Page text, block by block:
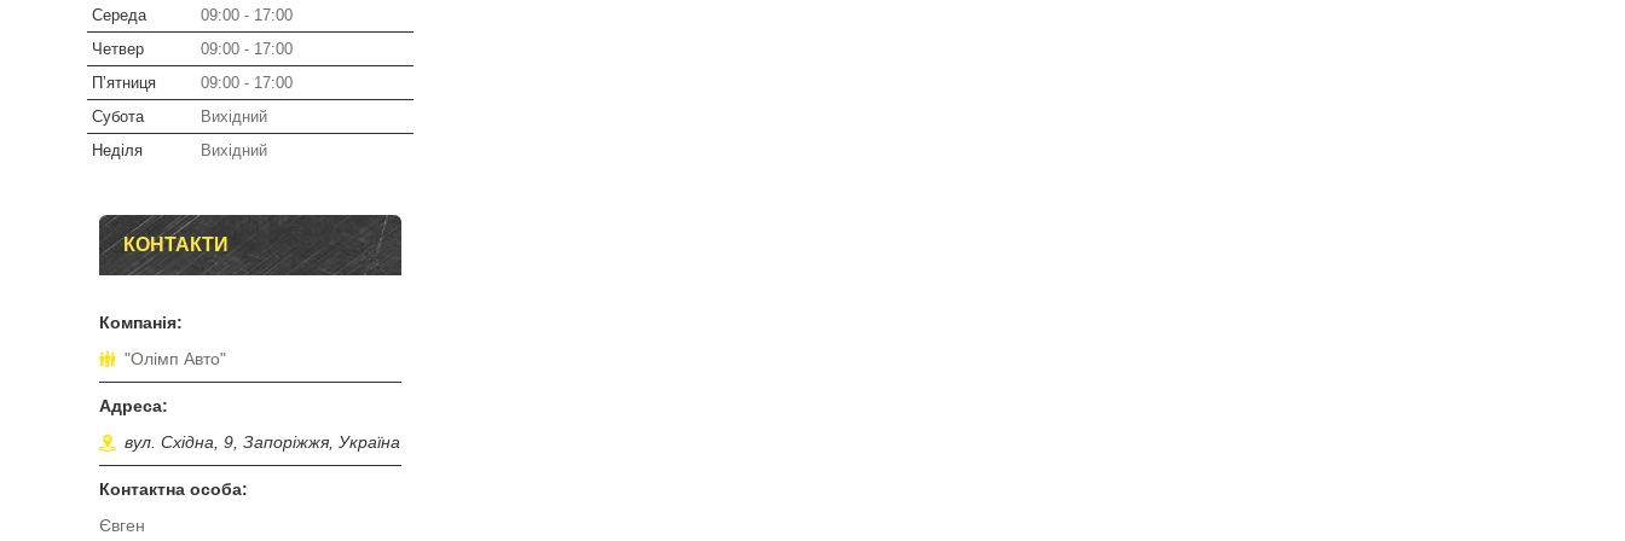
Середа
09:00
17:00
Четвер
09:00
17:00
Пʼятниця
09:00
17:00
Субота
Вихідний
Неділя
Вихідний
КОНТАКТИ
"Олімп Авто"
вул. Східна, 9, Запоріжжя, Україна
Євген